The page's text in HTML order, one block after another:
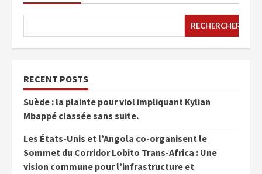
RECHERCHER
RECENT POSTS
Suède : la plainte pour viol impliquant Kylian
Mbappé classée sans suite.
Les États-Unis et l’Angola co-organisent le
Sommet du Corridor Lobito Trans-Africa : Une
vision commune pour l’infrastructure et